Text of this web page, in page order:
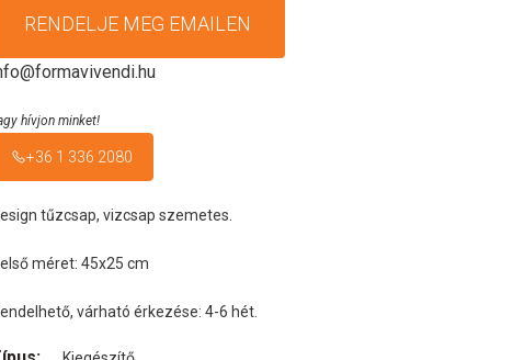
RENDELJE MEG EMAILEN
hívjon minket!
+36 1 336 2080
tűzcsap, vizcsap szemetes.
méret: 45x25 cm
várható érkezése: 4-6 hét.